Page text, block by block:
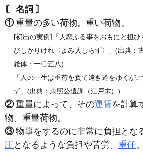
〘 名詞 〙
①重量の多い荷物。重い荷物。
[初出の実例]「人恋ふる事をおもにと担ひ
びしかりけれ〈よみ人しらず〉」(出典：古
雑体・一〇五八)
「人の一生は重荷を負て遠き道をゆくが
ず」(出典：東照公遺訓（江戸末）)
②重量によって、その運賃を計算
物。重量荷物。
③物事をするのに非常に負担とな
圧となるような負担や苦労。 重任。